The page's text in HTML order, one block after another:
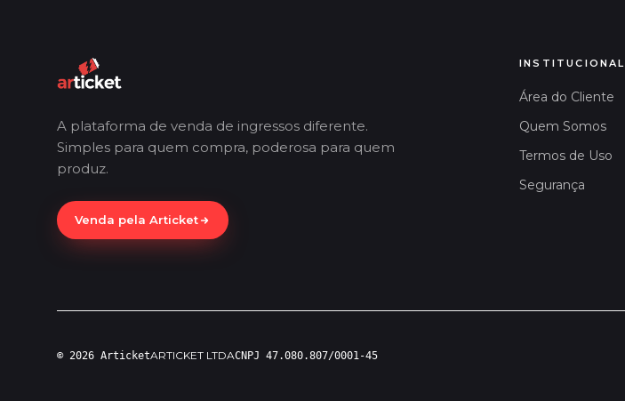
A plataforma de venda de ingressos diferente.
Simples para quem compra, poderosa para quem
produz.
Venda pela Articket
INSTITUCIONAL
Área do Cliente
Quem Somos
Termos de Uso
Segurança
© 2026 ArticketARTICKET LTDACNPJ 47.080.807/0001-45